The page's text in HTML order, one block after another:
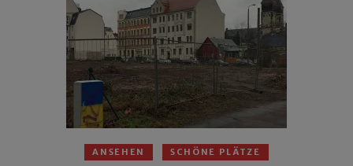
ANSEHEN SCHÖNE PLÄTZE